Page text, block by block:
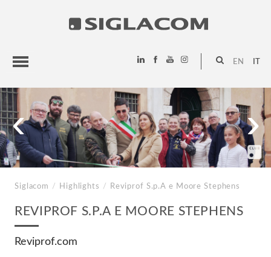
EN
HIGHLIGHTS
PROGETTI
SIGLACOM
‹ ›
Siglacom / Highlights / Reviprof S.p.A e Moore Stephens
REVIPROF S.P.A E MOORE STEPHENS
Reviprof.com